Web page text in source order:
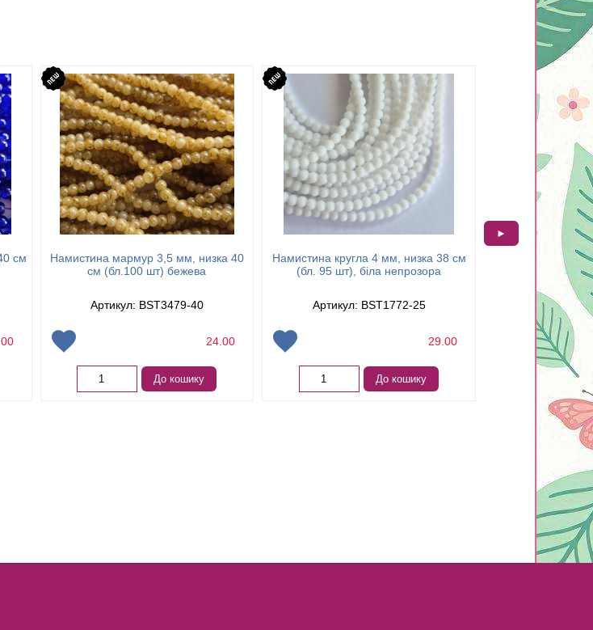
см
Намистина мармур 3,5 мм, низка 40
см (бл.100 шт) бежева
Артикул: BST3479-40
24.00
До кошику
Намистина кругла 4 мм, низка 38 см
(бл. 95 шт), біла непрозора
Артикул: BST1772-25
29.00
До кошику
Намистина
(бл. 120 шт),
Артикул:
►